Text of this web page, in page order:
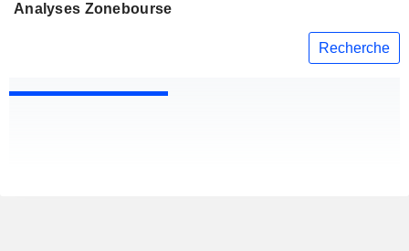
Analyses Zonebourse
Recherche